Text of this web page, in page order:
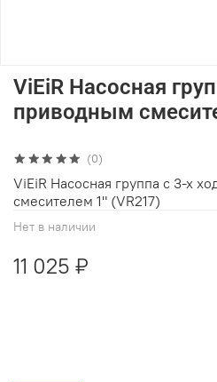
(0)
Нет в наличии
ViEiR Насосная
приводным
11 025 ₽
ViEiR Насосная группа с 3-х
смесителем 1" (VR217)